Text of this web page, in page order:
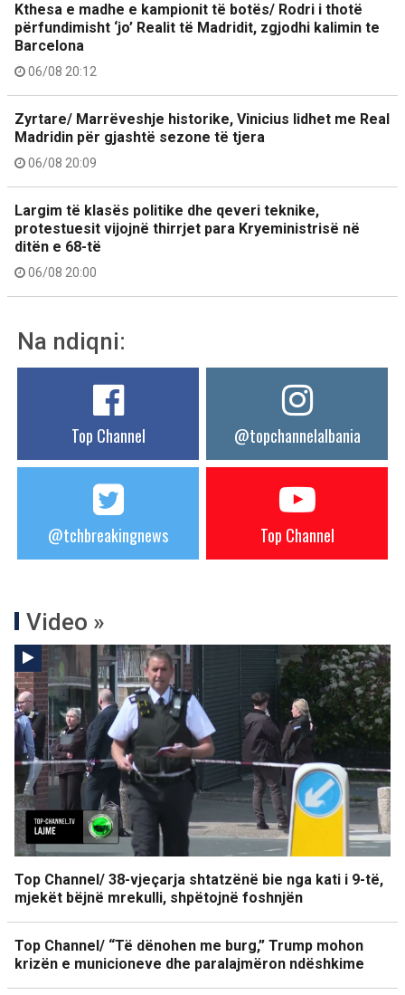
Kthesa e madhe e kampionit të botës/ Rodri i thotë
përfundimisht ‘jo’ Realit të Madridit, zgjodhi kalimin te
Barcelona
06/08 20:12
Zyrtare/ Marrëveshje historike, Vinicius lidhet me Real
Madridin për gjashtë sezone të tjera
06/08 20:09
Largim të klasës politike dhe qeveri teknike,
protestuesit vijojnë thirrjet para Kryeministrisë në
ditën e 68-të
06/08 20:00
Na ndiqni:
Top Channel @topchannelalbania
@tchbreakingnews Top Channel
Video »
Top Channel/ 38-vjeçarja shtatzënë bie nga kati i 9-të,
mjekët bëjnë mrekulli, shpëtojnë foshnjën
Top Channel/ “Të dënohen me burg,” Trump mohon
krizën e municioneve dhe paralajmëron ndëshkime